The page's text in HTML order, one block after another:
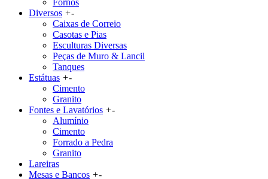
Fornos
Diversos +-
Caixas de Correio
Casotas e Pias
Esculturas Diversas
Peças de Muro & Lancil
Tanques
Estátuas +-
Cimento
Granito
Fontes e Lavatórios +-
Alumínio
Cimento
Forrado a Pedra
Granito
Lareiras
Mesas e Bancos +-